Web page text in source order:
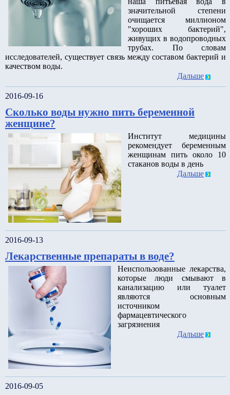
значительной степени
очищается миллионом
"хороших бактерий",
живущих в водопроводных
трубах. По словам
исследователей, существует связь между составом бактерий и
качеством воды.
Дальше
2016-09-16
Сколько воды нужно пить беременной
женщине?
Институт медицины
рекомендует беременным
женщинам пить около 10
стаканов воды в день
Дальше
2016-09-13
Лекарственные препараты в воде?
Неиспользованные лекарства,
которые люди смывают в
канализацию или туалет
являются основным
источником
фармацевтического
загрязнения
Дальше
2016-09-05